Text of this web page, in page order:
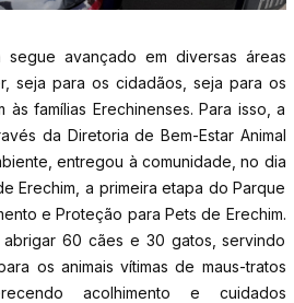
segue avançado em diversas áreas
seja para os cidadãos, seja para os
às famílias Erechinenses. Para isso, a
da Diretoria de Bem-Estar Animal
entregou à comunidade, no dia
Erechim, a primeira etapa do Parque
e Proteção para Pets de Erechim.
60 cães e 30 gatos, servindo
os animais vítimas de maus-tratos
acolhimento e cuidados